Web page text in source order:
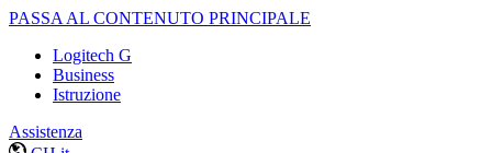
PASSA AL CONTENUTO PRINCIPALE
Logitech G
Business
Istruzione
Assistenza